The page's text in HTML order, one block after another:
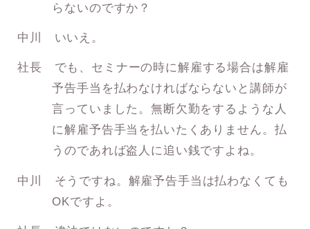
らないのですか？
中川 いいえ。
社長 でも、セミナーの時に解雇する場合は解雇
予告手当を払わなければならないと講師が
言っていました。無断欠勤をするような人
に解雇予告手当を払いたくありません。払
うのであれば盗人に追い銭ですよね。
中川 そうですね。解雇予告手当は払わなくても
OKですよ。